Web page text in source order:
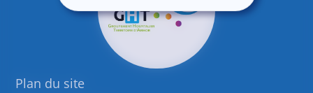
Plan du site